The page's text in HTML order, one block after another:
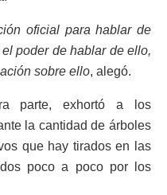
oficial para hablar de
poder de hablar de ello,
sobre ello, alegó.
parte, exhortó a los
la cantidad de árboles
que hay tirados en las
poco a poco por los